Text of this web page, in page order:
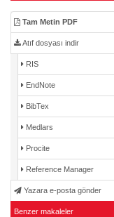
Tam Metin PDF
Atıf dosyası indir
RIS
EndNote
BibTex
Medlars
Procite
Reference Manager
Yazara e-posta gönder
Benzer makaleler